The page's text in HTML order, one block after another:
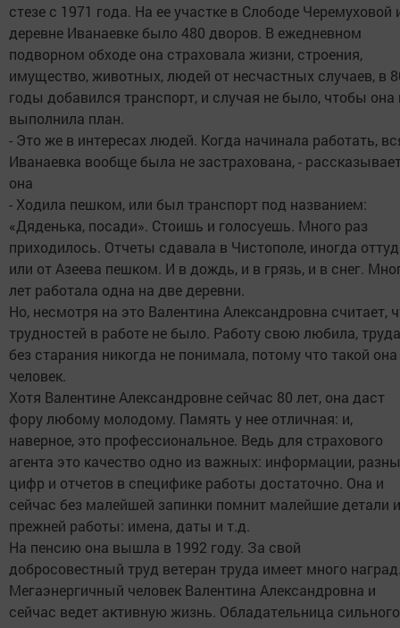
стезе с 1971 года. На ее участке в Слободе Черемуховой
деревне Иванаевке было 480 дворов. В ежедневном
подворном обходе она страховала жизни, строения,
имущество, животных, людей от несчастных случаев, в
годы добавился транспорт, и случая не было, чтобы она
выполнила план.
- Это же в интересах людей. Когда начинала работать,
Иванаевка вообще была не застрахована, -
она
- Ходила пешком, или был транспорт под названием:
«Дяденька, посади». Стоишь и голосуешь. Много раз
приходилось. Отчеты сдавала в Чистополе, иногда
или от Азеева пешком. И в дождь, и в грязь, и в снег.
лет работала одна на две деревни.
Но, несмотря на это Валентина Александровна считает,
трудностей в работе не было. Работу свою любила, труда
без старания никогда не понимала, потому что такой она
человек.
Хотя Валентине Александровне сейчас 80 лет, она даст
фору любому молодому. Память у нее отличная: и,
наверное, это профессиональное. Ведь для страхового
агента это качество одно из важных: информации,
цифр и отчетов в специфике работы достаточно. Она и
сейчас без малейшей запинки помнит малейшие детали
прежней работы: имена, даты и т.д.
На пенсию она вышла в 1992 году. За свой
добросовестный труд ветеран труда имеет много
Мегаэнергичный человек Валентина Александровна и
сейчас ведет активную жизнь. Обладательница сильного